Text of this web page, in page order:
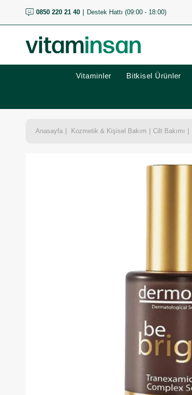
0850 220 21 40 Destek Hattı (09:00 - 18:00)
Vitaminler Bitkisel Ürünler
Anasayfa Kozmetik & Kişisel Bakım Cilt Bakımı